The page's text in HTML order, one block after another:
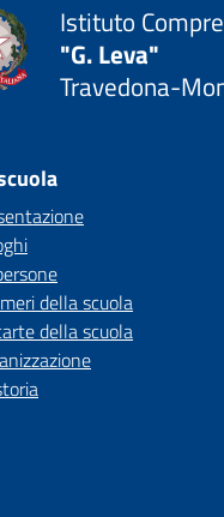
Istituto
"G. Leva"
Travedona-
della scuola
della scuola